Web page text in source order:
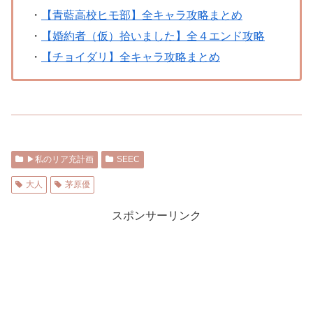
・
【青藍高校ヒモ部】全キャラ攻略まとめ
・
【婚約者（仮）拾いました】全４エンド攻略
・
【チョイダリ】全キャラ攻略まとめ
▶︎私のリア充計画 SEEC
大人 茅原優
スポンサーリンク